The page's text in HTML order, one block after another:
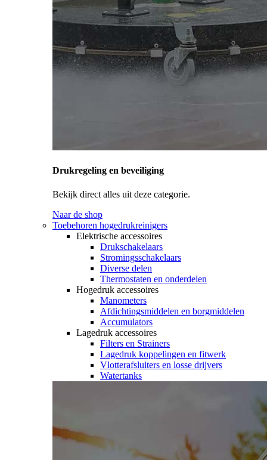
Drukregeling en beveiliging
Bekijk direct alles uit deze categorie.
Naar de shop
Toebehoren hogedrukreinigers
Elektrische accessoires
Drukschakelaars
Stromingsschakelaars
Diverse delen
Thermostaten en onderdelen
Hogedruk accessoires
Manometers
Afdichtingsmiddelen en borgmiddelen
Accumulators
Lagedruk accessoires
Filters en Strainers
Lagedruk koppelingen en fitwerk
Vlotterafsluiters en losse drijvers
Watertanks